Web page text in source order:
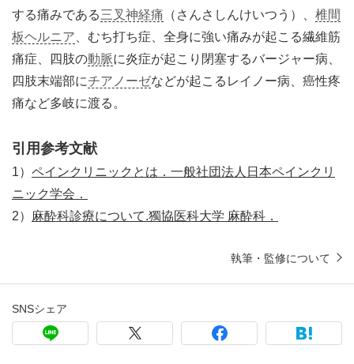
する痛みである三叉神経痛 （さんさしんけいつう）、 椎間
板ヘルニア 、むち打ち症、全身に強い痛みが起こる繊維筋
痛症、四肢の動脈に炎症が起こり閉塞するバージャー病、
四肢末端部にチアノーゼなどが起こるレイノー病、癌性疼
痛など多岐に渡る。
引用参考文献
1） ペインクリニックとは．一般社団法人日本ペインクリ
ニック学会．
2） 麻酔科診療について.獨協医科大学 麻酔科．
執筆・監修について
SNSシェア